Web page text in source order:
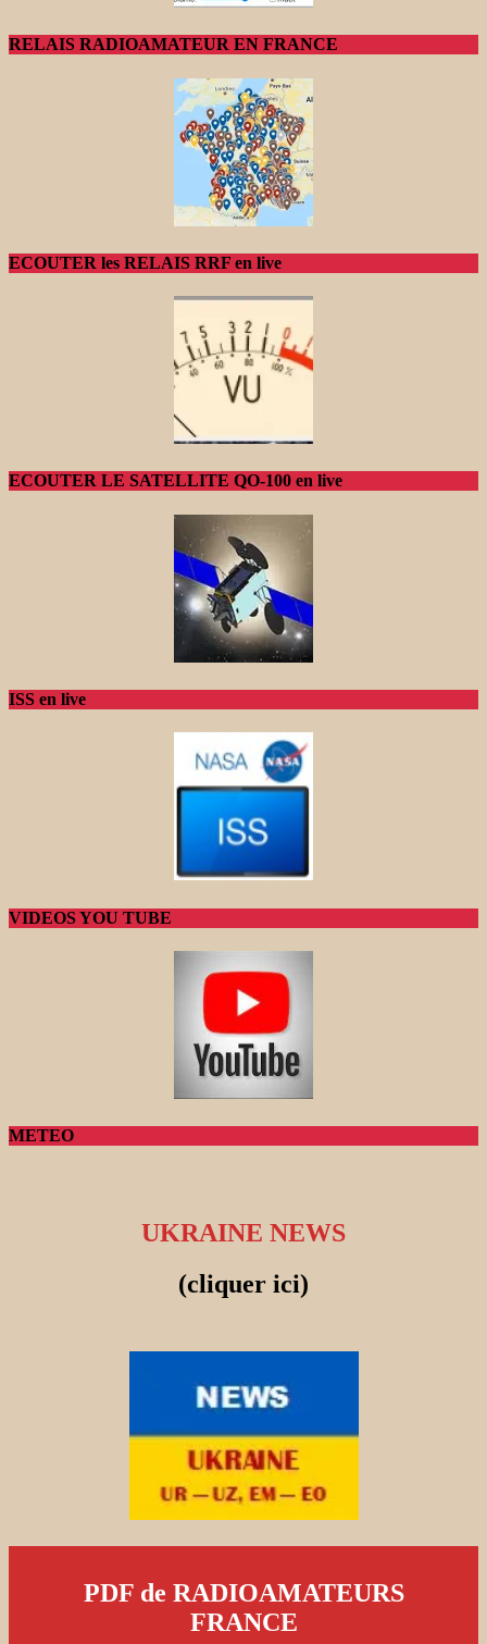
RELAIS RADIOAMATEUR EN FRANCE
ECOUTER les RELAIS RRF en live
ECOUTER LE SATELLITE QO-100 en live
ISS en live
VIDEOS YOU TUBE
METEO
UKRAINE NEWS
(cliquer ici)
PDF de RADIOAMATEURS
FRANCE